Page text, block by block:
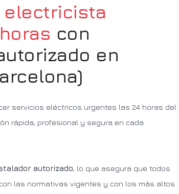
electricista
con
en
servicios eléctricos urgentes las 24 horas del
rápida, profesional y segura en cada
autorizado, lo que asegura que todos
las normativas vigentes y con los más altos